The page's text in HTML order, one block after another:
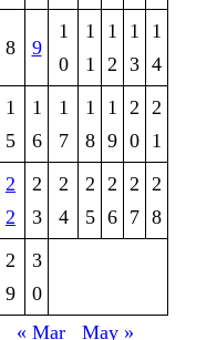
8 9
1
0
1
1
1
2
1
3
1
4
1
5
1
6
1
7
1
8
1
9
2
0
2
1
2
2
2
3
2
4
2
5
2
6
2
7
2
8
2
9
3
0
« Mar
May »